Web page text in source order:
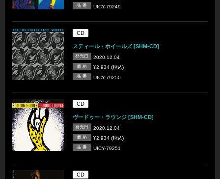
品 番 UICY-79249
CD
スティール・ホイールズ [SHM-CD]
発売日 2020.12.04
価 格 ¥2,934 (税込)
品 番 UICY-79250
CD
ヴードゥー・ラウンジ [SHM-CD]
発売日 2020.12.04
価 格 ¥2,934 (税込)
品 番 UICY-79251
CD